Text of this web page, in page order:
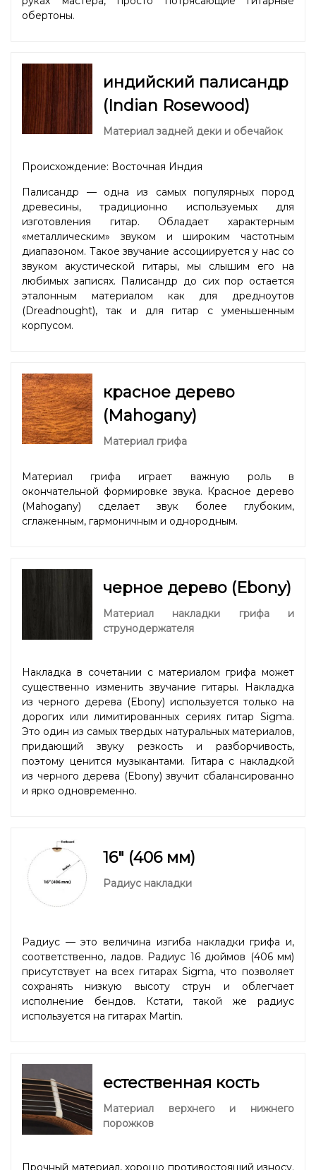
обертоны.
индийский палисандр
(Indian Rosewood)
Материал задней деки и обечайок
Происхождение: Восточная Индия
Палисандр — одна из самых популярных пород
древесины, традиционно используемых для
изготовления гитар. Обладает характерным
«металлическим» звуком и широким частотным
диапазоном. Такое звучание ассоциируется у нас со
звуком акустической гитары, мы слышим его на
любимых записях. Палисандр до сих пор остается
эталонным материалом как для дредноутов
(Dreadnought), так и для гитар с уменьшенным
корпусом.
красное дерево
(Mahogany)
Материал грифа
Материал грифа играет важную роль в
окончательной формировке звука. Красное дерево
(Mahogany) сделает звук более глубоким,
сглаженным, гармоничным и однородным.
черное дерево (Ebony)
Материал накладки грифа и
струнодержателя
Накладка в сочетании с материалом грифа может
существенно изменить звучание гитары. Накладка
из черного дерева (Ebony) используется только на
дорогих или лимитированных сериях гитар Sigma.
Это один из самых твердых натуральных материалов,
придающий звуку резкость и разборчивость,
поэтому ценится музыкантами. Гитара с накладкой
из черного дерева (Ebony) звучит сбалансированно
и ярко одновременно.
16" (406 мм)
Радиус накладки
Радиус — это величина изгиба накладки грифа и,
соответственно, ладов. Радиус 16 дюймов (406 мм)
присутствует на всех гитарах Sigma, что позволяет
сохранять низкую высоту струн и облегчает
исполнение бендов. Кстати, такой же радиус
используется на гитарах Martin.
естественная кость
Материал верхнего и нижнего
порожков
Прочный материал, хорошо противостоящий износу.